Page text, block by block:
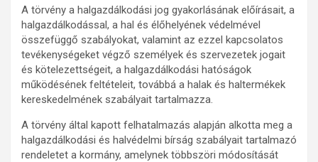
A törvény a halgazdálkodási jog gyakorlásának előírásait, a
halgazdálkodással, a hal és élőhelyének védelmével
összefüggő szabályokat, valamint az ezzel kapcsolatos
tevékenységeket végző személyek és szervezetek jogait
és kötelezettségeit, a halgazdálkodási hatóságok
működésének feltételeit, továbbá a halak és haltermékek
kereskedelmének szabályait tartalmazza.
A törvény által kapott felhatalmazás alapján alkotta meg a
halgazdálkodási és halvédelmi bírság szabályait tartalmazó
rendeletet a kormány, amelynek többszöri módosítását